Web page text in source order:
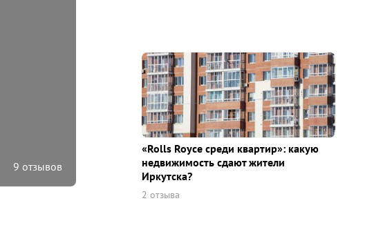
9 отзывов
«Rolls Royce среди квaртир»: какую
недвижимость сдают жители
Иркутска?
2 отзыва